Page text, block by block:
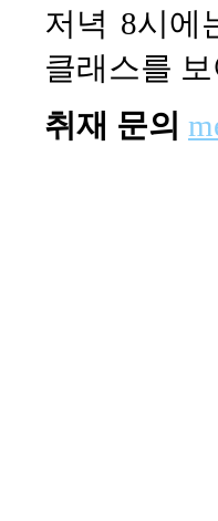
저녁 8시에
클래스를
취재 문의